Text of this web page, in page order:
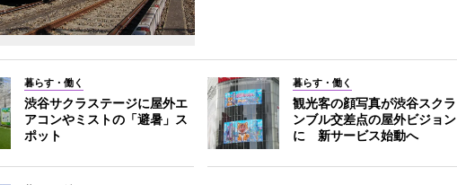
暮らす・働く
渋谷サクラステージに屋外エ
アコンやミストの「避暑」ス
ポット
暮らす・働く
観光客の顔写真が渋谷スクラ
ンブル交差点の屋外ビジョン
に 新サービス始動へ